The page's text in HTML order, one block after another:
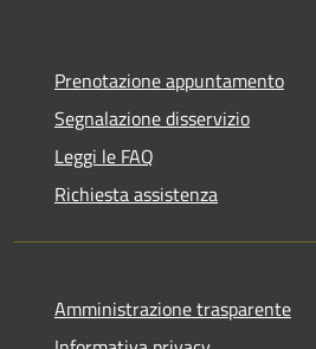
Prenotazione appuntamento
Segnalazione disservizio
Leggi le FAQ
Richiesta assistenza
Amministrazione trasparente